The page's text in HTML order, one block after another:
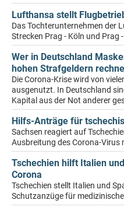
Lufthansa stellt
Das Tochterunternehmen der
Strecken Prag - Köln und Prag
Wer in Deutschland
hohen Strafgeldern
Die Corona-Krise wird von
ausgenutzt. In Deutschland
Kapital aus der Not anderer
Hilfs-Anträge für
Sachsen reagiert auf
Ausbreitung des Corona-Virus
Tschechien hilft Italien
Corona
Tschechien stellt Italien und
Schutzanzüge für